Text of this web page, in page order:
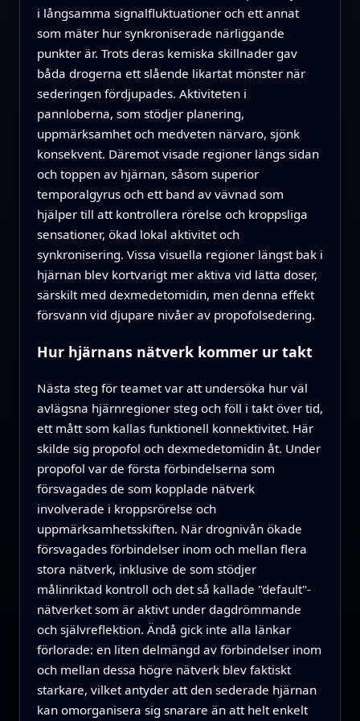
i långsamma signalfluktuationer och ett annat
som mäter hur synkroniserade närliggande
punkter är. Trots deras kemiska skillnader gav
båda drogerna ett slående likartat mönster när
sederingen fördjupades. Aktiviteten i
pannloberna, som stödjer planering,
uppmärksamhet och medveten närvaro, sjönk
konsekvent. Däremot visade regioner längs sidan
och toppen av hjärnan, såsom superior
temporalgyrus och ett band av vävnad som
hjälper till att kontrollera rörelse och kroppsliga
sensationer, ökad lokal aktivitet och
synkronisering. Vissa visuella regioner längst bak i
hjärnan blev kortvarigt mer aktiva vid lätta doser,
särskilt med dexmedetomidin, men denna effekt
försvann vid djupare nivåer av propofolsedering.
Hur hjärnans nätverk kommer ur takt
Nästa steg för teamet var att undersöka hur väl
avlägsna hjärnregioner steg och föll i takt över tid,
ett mått som kallas funktionell konnektivitet. Här
skilde sig propofol och dexmedetomidin åt. Under
propofol var de första förbindelserna som
försvagades de som kopplade nätverk
involverade i kroppsrörelse och
uppmärksamhetsskiften. När drognivån ökade
försvagades förbindelser inom och mellan flera
stora nätverk, inklusive de som stödjer
målinriktad kontroll och det så kallade "default"-
nätverket som är aktivt under dagdrömmande
och självreflektion. Ändå gick inte alla länkar
förlorade: en liten delmängd av förbindelser inom
och mellan dessa högre nätverk blev faktiskt
starkare, vilket antyder att den sederade hjärnan
kan omorganisera sig snarare än att helt enkelt